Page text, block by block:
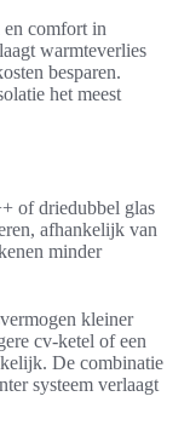
comfort in
warmteverlies
besparen.
het meest
of driedubbel glas
afhankelijk van
minder
kleiner
cv-ketel of een
De combinatie
systeem verlaagt